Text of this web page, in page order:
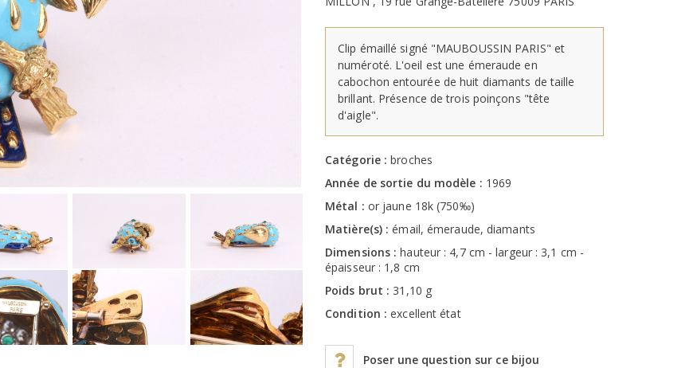
Clip émaillé signé "MAUBOUSSIN PARIS" et
numéroté. L'oeil est une émeraude en
cabochon entourée de huit diamants de taille
brillant. Présence de trois poinçons "tête
d'aigle".
Catégorie :broches
Année de sortie du modèle : 1969
Métal : or jaune 18k (750‰)
Matière(s) :émail, émeraude, diamants
Dimensions :hauteur : 4,7 cm - largeur : 3,1 cm -
épaisseur : 1,8 cm
Poids brut : 31,10 g
Condition :excellent état
Poser une question sur ce bijou